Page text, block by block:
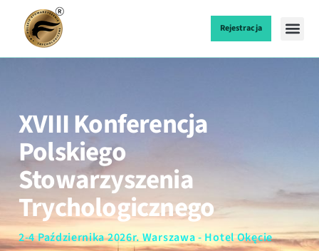
Rejestracja
XVIII Konferencja
Polskiego
Stowarzyszenia
Trychologicznego
2-4 Października 2026r. Warszawa - Hotel Okęcie